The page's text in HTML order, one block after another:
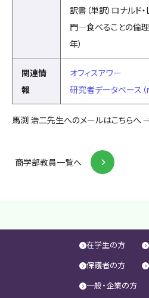
訳書（単訳）ロナルド
門—食べることの倫理
年）
関連情
報
オフィスアワー
研究者データベース
馬渕 浩二先生へのメールはこちらへ
商学部教員一覧へ
在学生の方
保護者の方
一般・企業の方